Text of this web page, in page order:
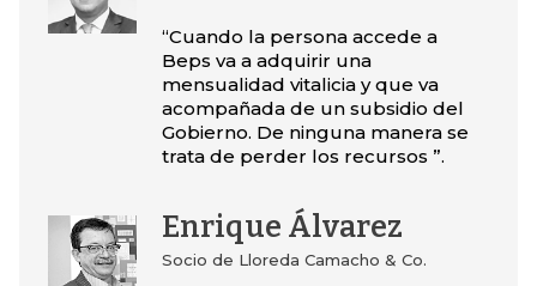
“Cuando la persona accede a
Beps va a adquirir una
mensualidad vitalicia y que va
acompañada de un subsidio del
Gobierno. De ninguna manera se
trata de perder los recursos ”.
Enrique Álvarez
Socio de Lloreda Camacho & Co.